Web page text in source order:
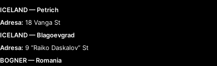
ICELAND — Petrich
Adresa: 18 Vanga St
ICELAND — Blagoevgrad
Adresa: 9 “Raiko Daskalov” St
BOGNER — Romania